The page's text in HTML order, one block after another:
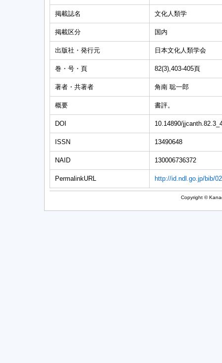
掲載誌名 文化人類学
掲載区分 国内
出版社・発行元 日本文化人類学会
巻・号・頁 82(3),403-405頁
著者・共著者 角南 聡一郎
概要 書評。
DOI 10.14890/
ISSN 13490648
NAID 130006736372
PermalinkURL http://id.ndl.go.jp/bib/
Copyright ©